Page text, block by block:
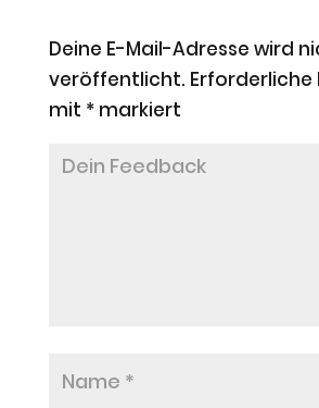
Deine E-Mail-Adresse wird
veröffentlicht. Erforderliche
mit *markiert